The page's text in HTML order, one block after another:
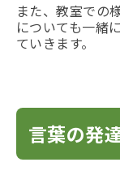
また、教室での
についても一緒
ていきます。
言葉の発